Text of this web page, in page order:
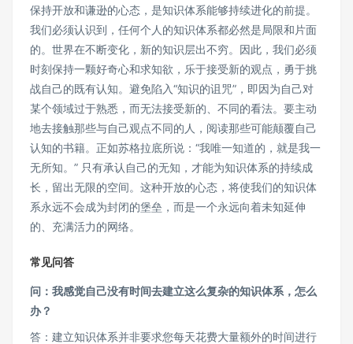
保持开放和谦逊的心态，是知识体系能够持续进化的前提。
我们必须认识到，任何个人的知识体系都必然是局限和片面
的。世界在不断变化，新的知识层出不穷。因此，我们必须
时刻保持一颗好奇心和求知欲，乐于接受新的观点，勇于挑
战自己的既有认知。避免陷入“知识的诅咒”，即因为自己对
某个领域过于熟悉，而无法接受新的、不同的看法。要主动
地去接触那些与自己观点不同的人，阅读那些可能颠覆自己
认知的书籍。正如苏格拉底所说：“我唯一知道的，就是我一
无所知。” 只有承认自己的无知，才能为知识体系的持续成
长，留出无限的空间。这种开放的心态，将使我们的知识体
系永远不会成为封闭的堡垒，而是一个永远向着未知延伸
的、充满活力的网络。
常见问答
问：我感觉自己没有时间去建立这么复杂的知识体系，怎么
办？
答：建立知识体系并非要求您每天花费大量额外的时间进行